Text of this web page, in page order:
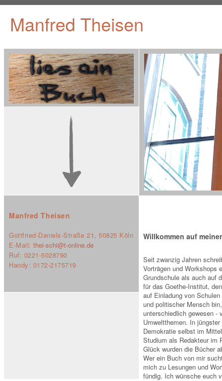
Manfred Theisen
Seit zwanzig Jahren
Vorträgen und Workshops
Grundschule als auch auf
für das Goethe-Institut,
auf Einladung von
und politischer Mensch
unterschiedlich gewesen -
Umweltthemen. In
Demokratie selbst im
Studium als Redakteur im
Glück wurden die Bücher
Wer ein Buch von mir
mich zu Lesungen und
fündig. Ich wünsche euch
Willkommen auf
Manfred Theisen
Gottfried-Daniels-Straße 21, 50825 Köln
E-Mail:thei-schi@t-online.de
Ruf: 0221-5028790
Handy: 0172-2175719